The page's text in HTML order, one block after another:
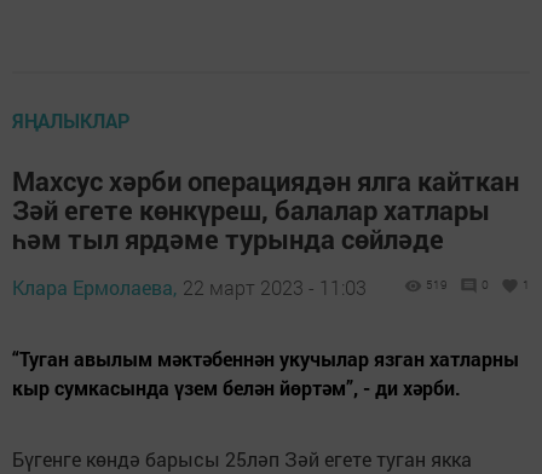
ЯҢАЛЫКЛАР
Махсус хәрби операциядән ялга кайткан
Зәй егете көнкүреш, балалар хатлары
һәм тыл ярдәме турында сөйләде
Клара Ермолаева, 22 март 2023 - 11:03 519 0 1
“Туган авылым мәктәбеннән укучылар язган хатларны
кыр сумкасында үзем белән йөртәм”, - ди хәрби.
Бүгенге көндә барысы 25ләп Зәй егете туган якка